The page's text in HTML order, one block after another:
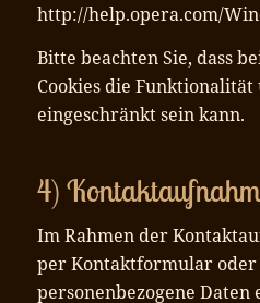
http://help.opera.com/
Bitte beachten Sie, dass
Cookies die
eingeschränkt sein kann.
4)
Im Rahmen der
per Kontaktformular
personenbezogene Daten